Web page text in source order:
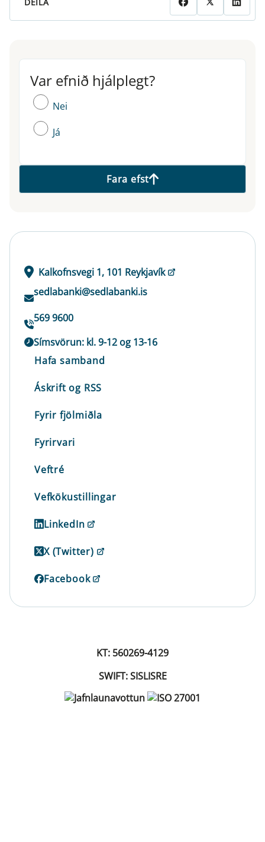
Var efnið hjálplegt?
Var efnið hjálplegt?
Nei
Já
Fara efst
Kalkofnsvegi 1, 101 Reykjavík
sedlabanki@sedlabanki.is
569 9600
Símsvörun: kl. 9-12 og 13-16
Hafa samband
Áskrift og RSS
Fyrir fjölmiðla
Fyrirvari
Veftré
Vefkökustillingar
LinkedIn
X (Twitter)
Facebook
KT: 560269-4129
SWIFT: SISLISRE